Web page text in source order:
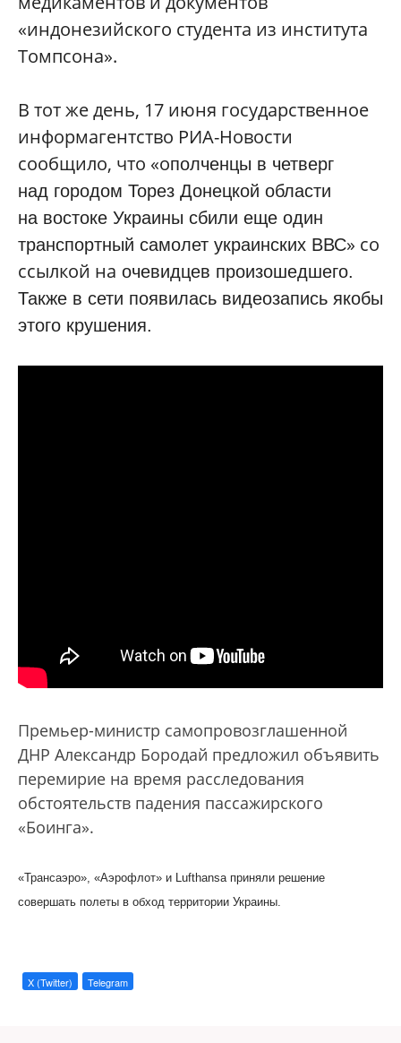
«индонезийского студента из института
Томпсона».
В тот же день, 17 июня государственное
информагентство РИА-Новости
сообщило, что «ополченцы в четверг
над городом Торез Донецкой области
на востоке Украины сбили еще один
транспортный самолет украинских ВВС» со
ссылкой на очевидцев произошедшего.
Также в сети появилась видеозапись якобы
этого крушения.
Премьер-министр самопровозглашенной
ДНР Александр Бородай предложил объявить
перемирие на время расследования
обстоятельств падения пассажирского
«Боинга».
«Трансаэро», «Аэрофлот» и Lufthansa приняли решение
совершать полеты в обход территории Украины.
X (Twitter) Telegram